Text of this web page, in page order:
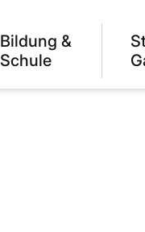
Bildung &
Schule